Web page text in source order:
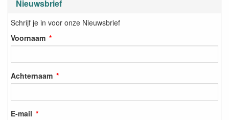
Nieuwsbrief
Schrijf je in voor onze Nieuwsbrief
Voornaam
Achternaam
E-mail